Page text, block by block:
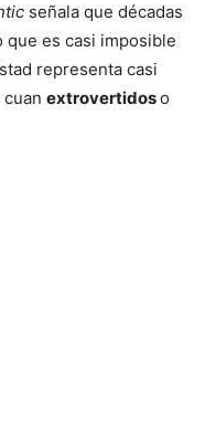
señala que décadas
es casi imposible
representa casi
extrovertidoso